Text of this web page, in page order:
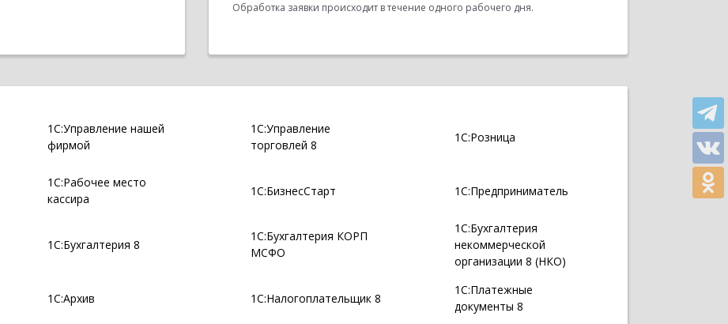
Обработка заявки происходит в течение одного рабочего дня.
1С:Управление нашей
фирмой
1С:Управление
торговлей 8
1С:Розница
1С:Рабочее место
кассира
1С:БизнесСтарт 1С:Предприниматель
1С:Бухгалтерия 8
1С:Бухгалтерия КОРП
МСФО
1С:Бухгалтерия
некоммерческой
организации 8 (НКО)
1С:Архив 1С:Налогоплательщик 8
1С:Платежные
документы 8